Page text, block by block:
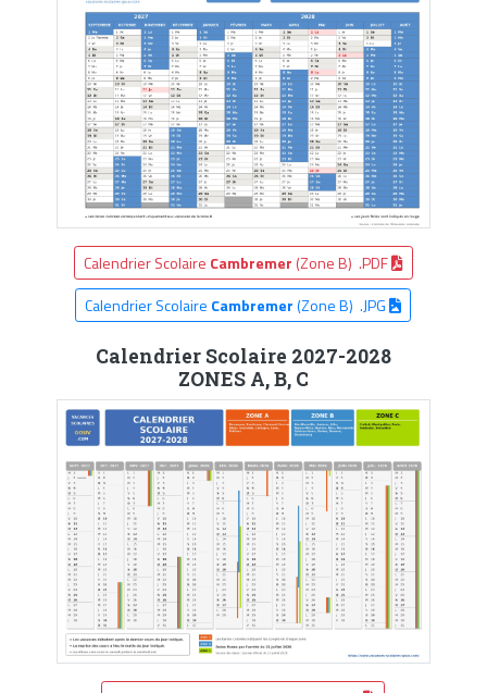
Calendrier Scolaire Cambremer (Zone B) .PDF
Calendrier Scolaire Cambremer(Zone B) .JPG
Calendrier Scolaire 2027-2028
ZONES A, B, C